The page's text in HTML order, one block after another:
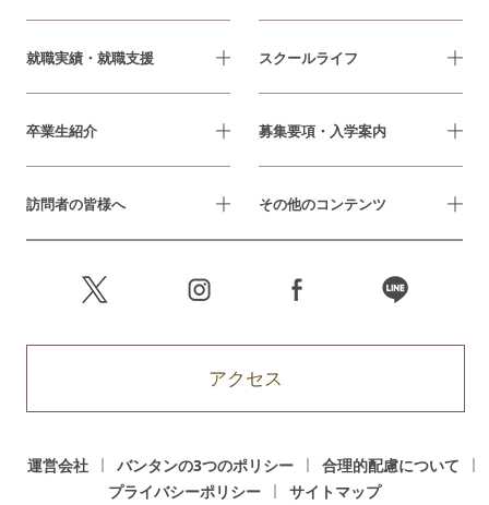
就職実績・就職支援 スクールライフ
卒業生紹介 募集要項・入学案内
訪問者の皆様へ その他のコンテンツ
アクセス
運営会社 バンタンの3つのポリシー
合理的配慮について
プライバシーポリシー
サイトマップ